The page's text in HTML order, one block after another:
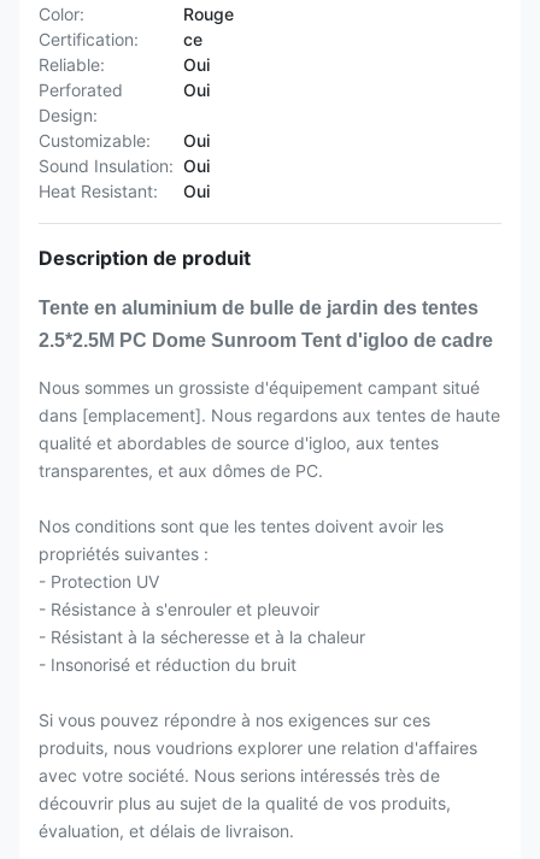
Color:
Rouge
Certification:
ce
Reliable:
Oui
Perforated
Design:
Oui
Customizable:
Oui
Sound Insulation: Oui
Heat Resistant:
Oui
Description de produit
Tente en aluminium de bulle de jardin des tentes
2.5*2.5M PC Dome Sunroom Tent d'igloo de cadre
Nous sommes un grossiste d'équipement campant situé
dans [emplacement]. Nous regardons aux tentes de haute
qualité et abordables de source d'igloo, aux tentes
transparentes, et aux dômes de PC.
Nos conditions sont que les tentes doivent avoir les
propriétés suivantes :
- Protection UV
- Résistance à s'enrouler et pleuvoir
- Résistant à la sécheresse et à la chaleur
- Insonorisé et réduction du bruit
Si vous pouvez répondre à nos exigences sur ces
produits, nous voudrions explorer une relation d'affaires
avec votre société. Nous serions intéressés très de
découvrir plus au sujet de la qualité de vos produits,
évaluation, et délais de livraison.